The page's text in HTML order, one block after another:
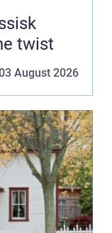
twist
August 2026